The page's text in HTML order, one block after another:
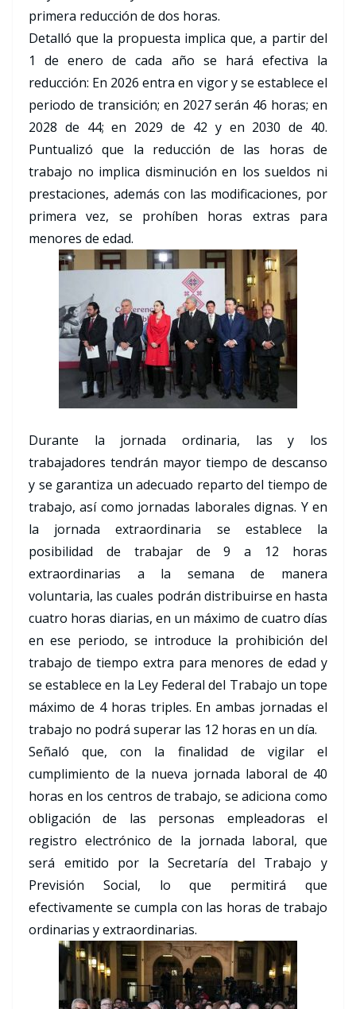
primera reducción de dos horas.
Detalló que la propuesta implica que, a partir del
1 de enero de cada año se hará efectiva la
reducción: En 2026 entra en vigor y se establece el
periodo de transición; en 2027 serán 46 horas; en
2028 de 44; en 2029 de 42 y en 2030 de 40.
Puntualizó que la reducción de las horas de
trabajo no implica disminución en los sueldos ni
prestaciones, además con las modificaciones, por
primera vez, se prohíben horas extras para
menores de edad.
Durante la jornada ordinaria, las y los
trabajadores tendrán mayor tiempo de descanso
y se garantiza un adecuado reparto del tiempo de
trabajo, así como jornadas laborales dignas. Y en
la jornada extraordinaria se establece la
posibilidad de trabajar de 9 a 12 horas
extraordinarias a la semana de manera
voluntaria, las cuales podrán distribuirse en hasta
cuatro horas diarias, en un máximo de cuatro días
en ese periodo, se introduce la prohibición del
trabajo de tiempo extra para menores de edad y
se establece en la Ley Federal del Trabajo un tope
máximo de 4 horas triples. En ambas jornadas el
trabajo no podrá superar las 12 horas en un día.
Señaló que, con la finalidad de vigilar el
cumplimiento de la nueva jornada laboral de 40
horas en los centros de trabajo, se adiciona como
obligación de las personas empleadoras el
registro electrónico de la jornada laboral, que
será emitido por la Secretaría del Trabajo y
Previsión Social, lo que permitirá que
efectivamente se cumpla con las horas de trabajo
ordinarias y extraordinarias.